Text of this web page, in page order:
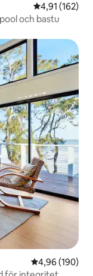
4,91 av 5 i
4,91 (162)
och bastu
4,96 av 5 i
4,96 (190)